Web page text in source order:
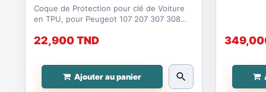
Coque de Protection pour clé de Voiture
en TPU, pour Peugeot 107 207 307 308
22,900 TND
Ajouter au panier search